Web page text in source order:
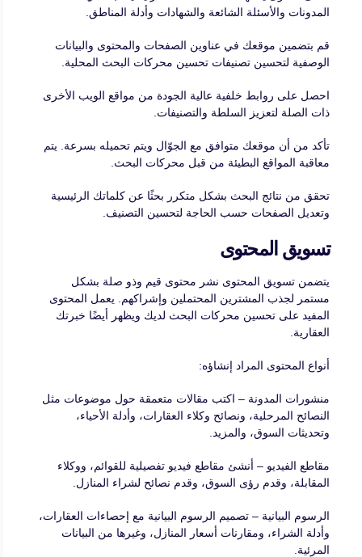
المدونات والأسئلة الشائعة والشهادات وأدلة المناطق.
قم بتضمين موقعك في عناوين الصفحات والمحتوى والبيانات
الوصفية لتحسين تصنيفات تحسين محركات البحث المحلية.
احصل على روابط خلفية عالية الجودة من مواقع الويب الأخرى
ذات الصلة لتعزيز السلطة والتصنيفات.
تأكد من أن موقعك متوافق مع الجوّال ويتم تحميله بسرعة. يتم
معاقبة المواقع البطيئة من قبل محركات البحث.
تحقق من نتائج البحث بشكل متكرر بحثًا عن كلماتك الرئيسية
وتعديل الصفحات حسب الحاجة لتحسين التصنيف.
تسويق المحتوى
يتضمن تسويق المحتوى نشر محتوى قيم وذو صلة بشكل
مستمر لجذب المشترين المحتملين وإشراكهم. يعمل المحتوى
المفيد على تحسين محركات البحث لديك ويظهر أيضًا خبرتك
العقارية.
أنواع المحتوى المراد إنشاؤه:
منشورات المدونة – اكتب مقالات متعمقة حول موضوعات مثل
النصائح المرحلية، ونصائح وكلاء العقارات، وأدلة الأحياء،
وتحديثات السوق، والمزيد.
مقاطع الفيديو – أنشئ مقاطع فيديو تفصيلية للقوائم، ووكلاء
المقابلة، وقدم رؤى السوق، وقدم نصائح لشراء المنازل.
الرسوم البيانية – تصميم الرسوم البيانية مع إحصاءات العقارات،
وأدلة الشراء، ومقارنات أسعار المنازل، وغيرها من البيانات
المرئية.